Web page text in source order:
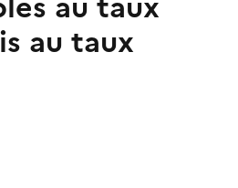
au taux